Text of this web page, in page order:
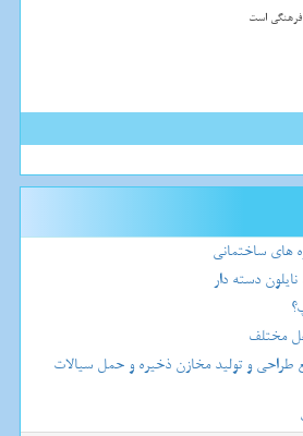
است
های ساختمانی
دسته دار
مختلف
و تولید مخازن ذخیره و حمل سیالات